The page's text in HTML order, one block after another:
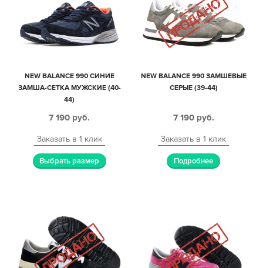
NEW BALANCE 990 СИНИЕ
ЗАМША-СЕТКА МУЖСКИЕ (40-
44)
7 190 руб.
Заказать в 1 клик
Выбрать размер
NEW BALANCE 990 ЗАМШЕВЫЕ
СЕРЫЕ (39-44)
7 190 руб.
Заказать в 1 клик
Подробнее